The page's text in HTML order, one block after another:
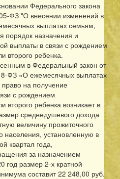
Федерального закона
ФЗ "О внесении изменений в
выплатах семьям,
назначения и
выплаты в связи с рождением
второго ребенка.
в Федеральный закон от
ФЗ «О ежемесячных выплатах
на получение
с рождением
второго ребенка возникает в
среднедушевого дохода
величину прожиточного
населения, установленную в
квартал года,
за назначением
год размер 2-х кратной
составит 22 248,00 руб.